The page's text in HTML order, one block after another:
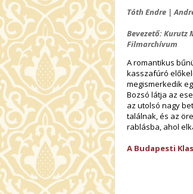
Tóth Endre |
Bevezető: Kurutz
Filmarchívum
A romantikus
kasszafúró
megismerkedik
Bozsó látja az
az utolsó nagy
találnak, és az
rablásba, ahol
A Budapesti